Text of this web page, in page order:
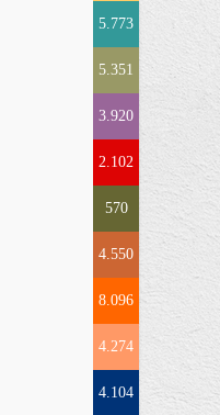
5.773
5.351
3.920
2.102
570
4.550
8.096
4.274
4.104